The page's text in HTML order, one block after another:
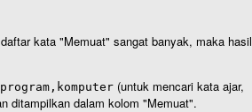
kata "Memuat" sangat banyak, maka hasil
(untuk mencari kata ajar,
ditampilkan dalam kolom "Memuat".